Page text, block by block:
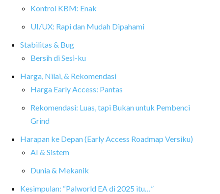
Kontrol KBM: Enak
UI/UX: Rapi dan Mudah Dipahami
Stabilitas & Bug
Bersih di Sesi-ku
Harga, Nilai, & Rekomendasi
Harga Early Access: Pantas
Rekomendasi: Luas, tapi Bukan untuk Pembenci
Grind
Harapan ke Depan (Early Access Roadmap Versiku)
AI & Sistem
Dunia & Mekanik
Kesimpulan: “Palworld EA di 2025 itu…”